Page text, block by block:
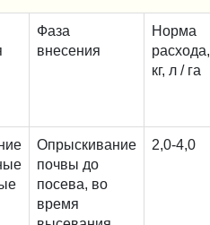
Фаза
внесения
Норма
кг, л / га
Опрыскивание
почвы до
посева, во
время
2,0-4,0